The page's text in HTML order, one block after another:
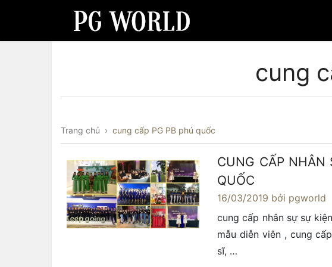
cung
Trang chủ › cung cấp PG PB phú quốc
CUNG CẤP NHÂN
QUỐC
16/03/2019 bởi pgworld
cung cấp nhân sự sự
mẫu diễn viên , cung
sĩ, …